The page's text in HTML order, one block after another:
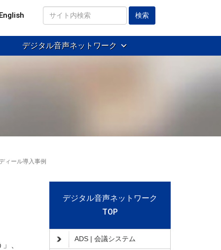
サ
イ
ト
デジタル音声ネットワーク
ィール導入事例
、
デジタル音声ネットワーク
TOP
ADS | 会議システム